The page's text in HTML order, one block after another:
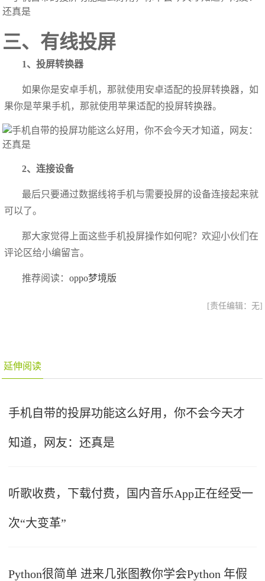
三、有线投屏
1、投屏转换器
如果你是安卓手机，那就使用安卓适配的投屏转换器，如
果你是苹果手机，那就使用苹果适配的投屏转换器。
2、连接设备
最后只要通过数据线将手机与需要投屏的设备连接起来就
可以了。
那大家觉得上面这些手机投屏操作如何呢？欢迎小伙们在
评论区给小编留言。
推荐阅读：oppo梦境版
[责任编辑：无]
延伸阅读
手机自带的投屏功能这么好用，你不会今天才
知道，网友：还真是
听歌收费，下载付费，国内音乐App正在经受一
次“大变革”
Python很简单 进来几张图教你学会Python 年假